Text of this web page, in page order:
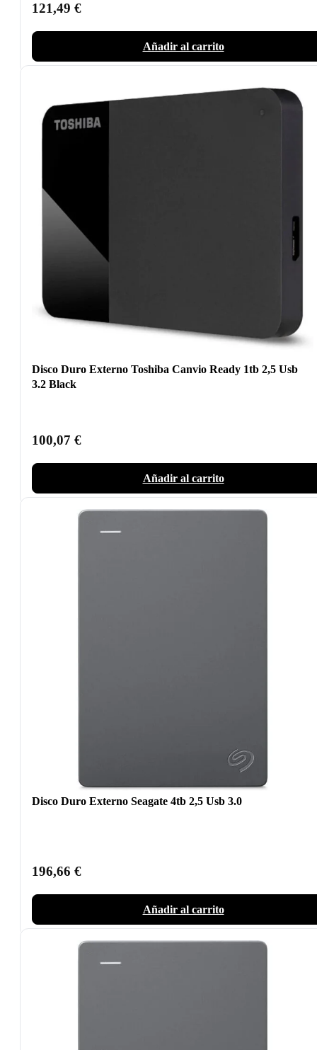
121,49 €
Añadir al carrito
Disco Duro Externo Toshiba Canvio Ready 1tb 2,5 Usb
3.2 Black
100,07 €
Añadir al carrito
Disco Duro Externo Seagate 4tb 2,5 Usb 3.0
196,66 €
Añadir al carrito